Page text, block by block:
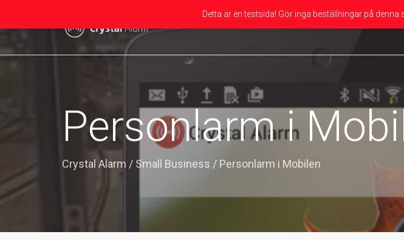
Personlarm i
Crystal Alarm / Small Business / Personlarm i Mobilen
Detta är en testsida! Gör inga beställningar på